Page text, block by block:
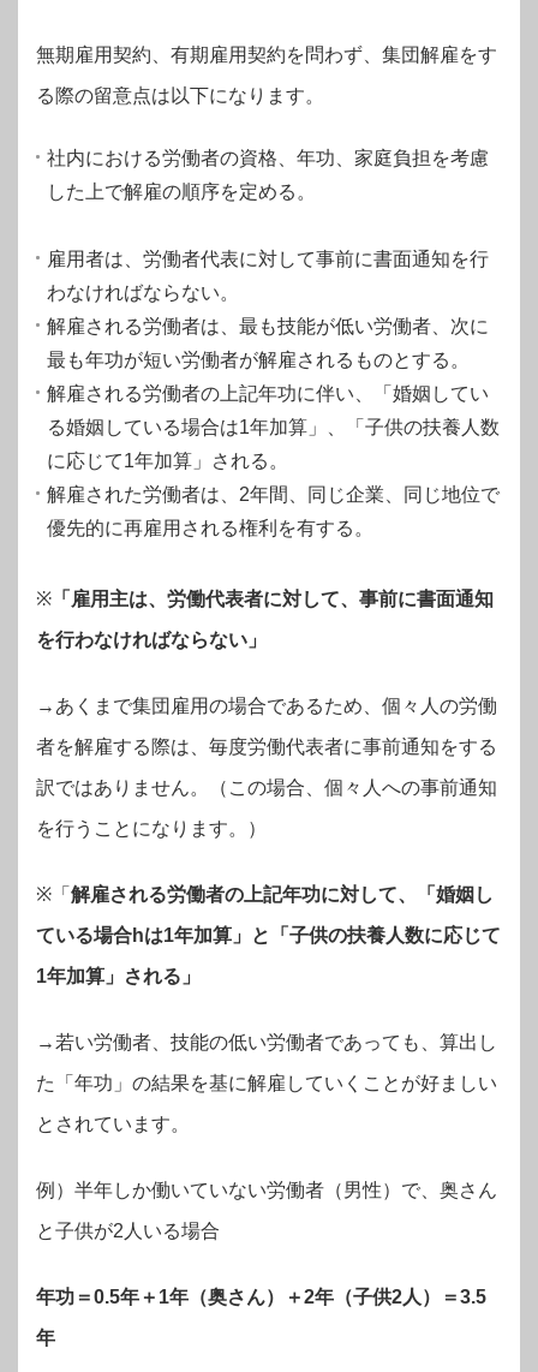
無期雇用契約、有期雇用契約を問わず、集団解雇をす
る際の留意点は以下になります。
社内における労働者の資格、年功、家庭負担を考慮
した上で解雇の順序を定める。
雇用者は、労働者代表に対して事前に書面通知を行
わなければならない。
解雇される労働者は、最も技能が低い労働者、次に
最も年功が短い労働者が解雇されるものとする。
解雇される労働者の上記年功に伴い、「婚姻してい
る婚姻している場合は1年加算」、「子供の扶養人数
に応じて1年加算」される。
解雇された労働者は、2年間、同じ企業、同じ地位で
優先的に再雇用される権利を有する。
※ 「雇用主は、労働代表者に対して、事前に書面通知
を行わなければならない」
→あくまで集団雇用の場合であるため、個々人の労働
者を解雇する際は、毎度労働代表者に事前通知をする
訳ではありません。（この場合、個々人への事前通知
を行うことになります。）
※「 解雇される労働者の上記年功に対して、「婚姻し
ている場合hは1年加算」と「子供の扶養人数に応じて
1年加算」される」
→若い労働者、技能の低い労働者であっても、算出し
た「年功」の結果を基に解雇していくことが好ましい
とされています。
例）半年しか働いていない労働者（男性）で、奥さん
と子供が2人いる場合
年功＝0.5年＋1年（奥さん）＋2年（子供2人）＝3.5
年